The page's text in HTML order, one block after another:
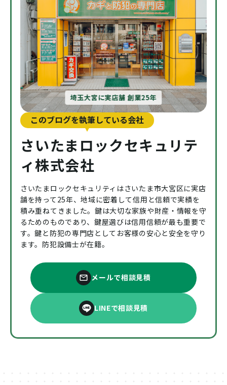
埼玉大宮に実店舗 創業25年
このブログを執筆している会社
さいたまロックセキュリテ
ィ株式会社
さいたまロックセキュリティはさいたま市大宮区に実店
舗を持って25年、地域に密着して信用と信頼で実績を
積み重ねてきました。鍵は大切な家族や財産・情報を守
るためのものであり、鍵屋選びは信用信頼が最も重要で
す。鍵と防犯の専門店としてお客様の安心と安全を守り
ます。防犯設備士が在籍。
メールで相談見積
LINEで相談見積